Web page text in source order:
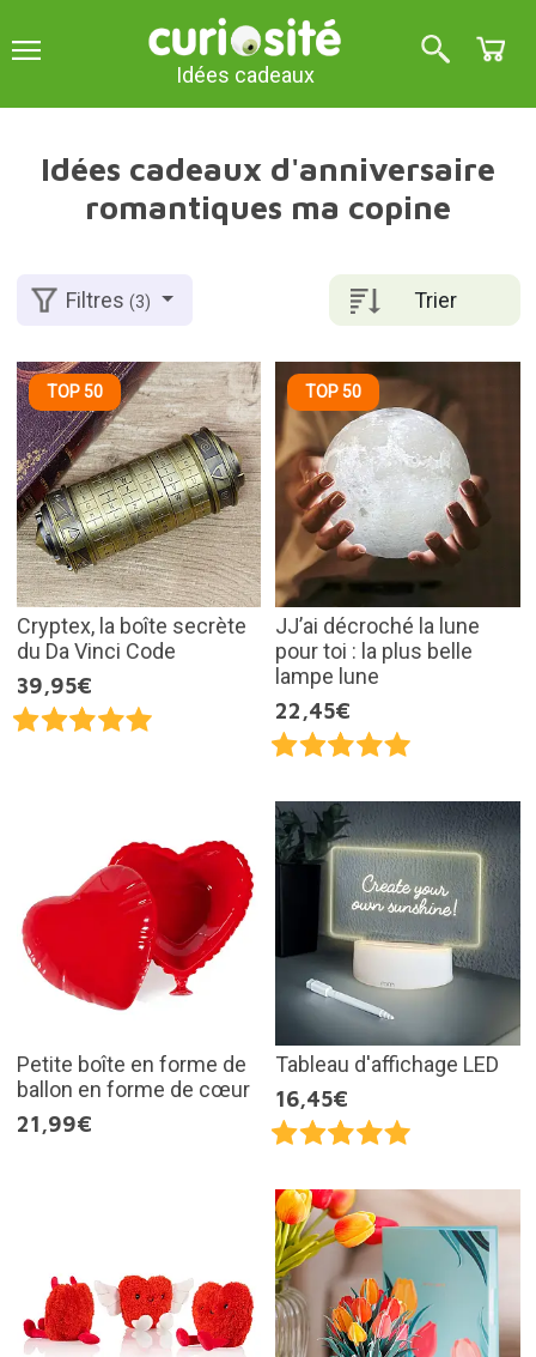
Idées cadeaux
Idées cadeaux d'anniversaire
romantiques ma copine
Trier
Filtres(3)
TOP 50
Cryptex, la boîte secrète
du Da Vinci Code
39,95€
TOP 50
JJ’ai décroché la lune
pour toi : la plus belle
lampe lune
22,45€
Petite boîte en forme de
ballon en forme de cœur
21,99€
Tableau d'affichage LED
16,45€